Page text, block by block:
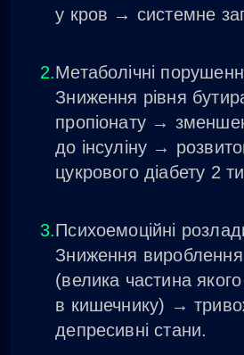
у кров → системне
Метаболічні
Зниження рівня
пропіонату →
до інсуліну →
цукрового діабету 2
Психоемоційні
Зниження вироблення
(велика частина
в кишечнику) →
депресивні стани.